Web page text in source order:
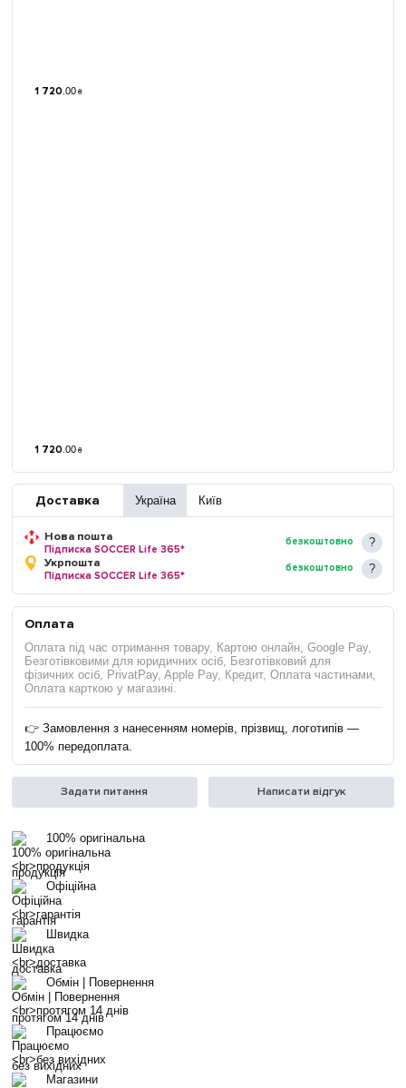
1 720.00 ₴
1 720.00 ₴
Доставка Україна Київ
Нова пошта
Підписка SOCCER Life 365*
безкоштовно
Укрпошта
Підписка SOCCER Life 365*
безкоштовно
Оплата
Оплата під час отримання товару, Картою онлайн, Google Pay,
Безготівковими для юридичних осіб, Безготівковий для
фізичних осіб, PrivatPay, Apple Pay, Кредит, Оплата частинами,
Оплата карткою у магазині.
👉 Замовлення з нанесенням номерів, прізвищ, логотипів —
100% передоплата.
Задати питання Написати відгук
100% оригінальна
продукція
Офіційна
гарантія
Швидка
доставка
Обмін | Повернення
протягом 14 днів
Працюємо
без вихідних
Магазини